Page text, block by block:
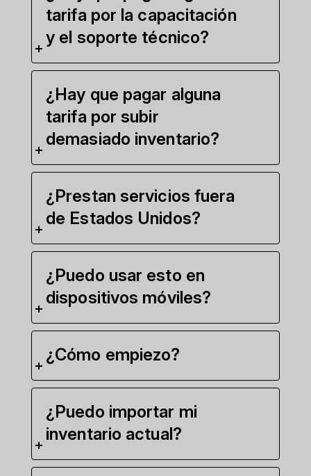
tarifa por la capacitación
y el soporte técnico?
¿Hay que pagar alguna
tarifa por subir
demasiado inventario?
¿Prestan servicios fuera
de Estados Unidos?
¿Puedo usar esto en
dispositivos móviles?
¿Cómo empiezo?
¿Puedo importar mi
inventario actual?